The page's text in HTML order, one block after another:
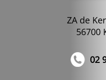
ZA de
56700
02